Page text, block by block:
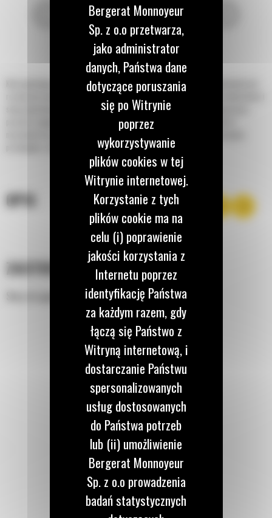
Koła ugniatające Cat® do koparko-ładowarek i minikoparek stanowią ekonomiczne
rozwiązanie ugniatania rowów. Koła są wyposażone w łożyska stożkowe wałeczkowe i
stopy ugniatające z rolkami z nieruchomymi kołkami, co zapewnia płynną pracę i
pozwala osiągnąć wysoki stopień zagęszczenia. Osiągnięcie zagęszczenia w
normalnych warunkach glebowych wymaga zazwyczaj od sześciu do dziesięciu
przebiegów, zależnie od wymaganego stopnia zagęszczenia.
OPIS
ZASTOSOWANIE
Służy do ugniatania rowów i łatwego zasypywania.
Bergerat Monnoyeur
Sp. z o.o przetwarza,
jako administrator
danych, Państwa dane
dotyczące poruszania
się po Witrynie
poprzez
wykorzystywanie
plików cookies w tej
Witrynie internetowej.
Korzystanie z tych
plików cookie ma na
celu (i) poprawienie
jakości korzystania z
Internetu poprzez
identyfikację Państwa
za każdym razem, gdy
łączą się Państwo z
Witryną internetową, i
dostarczanie Państwu
spersonalizowanych
usług dostosowanych
do Państwa potrzeb
lub (ii) umożliwienie
Bergerat Monnoyeur
Sp. z o.o prowadzenia
badań statystycznych